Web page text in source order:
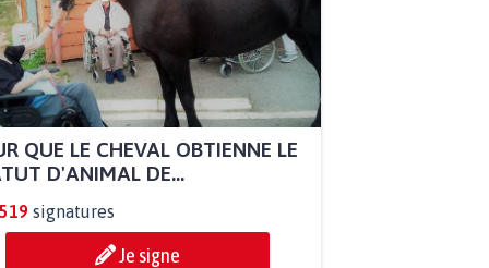
QUE LE CHEVAL OBTIENNE LE
D'ANIMAL DE...
signatures
Je signe